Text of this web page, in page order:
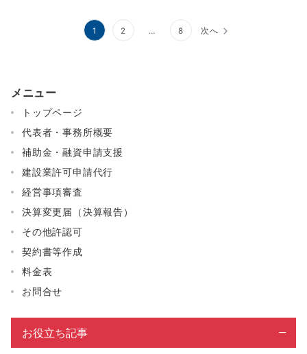
ペ
ー
ジ
送
り
1 2 … 8 次へ
メニュー
トップページ
代表者・事務所概要
補助金・融資申請支援
建設業許可申請代行
経営事項審査
決算変更届（決算報告）
その他許認可
契約書等作成
料金表
お問合せ
お役立ち記事